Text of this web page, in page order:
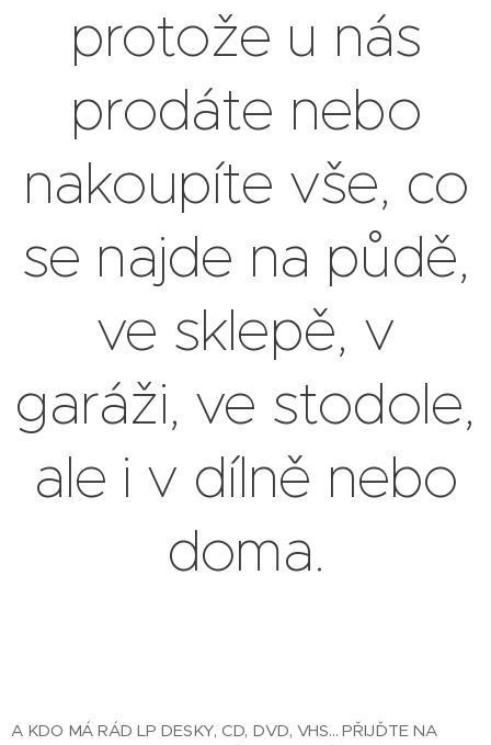
protože u nás
prodáte nebo
nakoupíte vše, co
se najde na půdě,
ve sklepě, v
garáži, ve stodole,
ale i v dílně nebo
doma.
A KDO MÁ RÁD LP DESKY, CD, DVD, VHS... PŘIJĎTE NA